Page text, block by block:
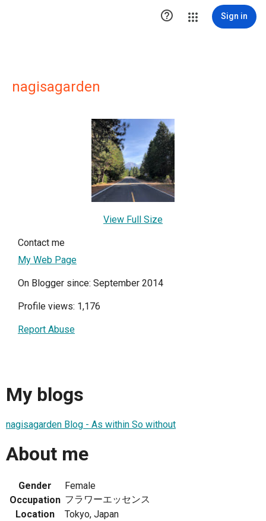
 Sign in
nagisagarden
View Full Size
Contact me
My Web Page
On Blogger since: September 2014
Profile views: 1,176
Report Abuse
My blogs
nagisagarden Blog - As within So without
About me
Gender
Female
Occupation フラワーエッセンス
Location
Tokyo, Japan